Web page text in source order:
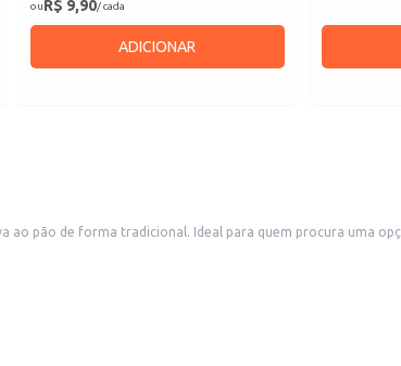
ouR$ 9,90/ cada
ADICIONAR
ao pão de forma tradicional. Ideal para quem procura uma